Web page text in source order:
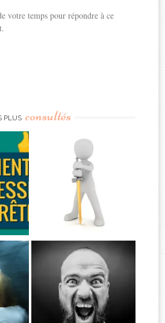
votre temps pour répondre à ce
PLUS consultés